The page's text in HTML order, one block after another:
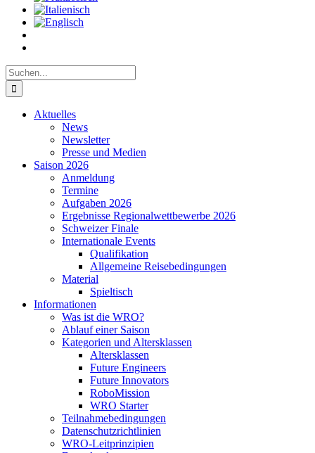
Suche
nach:
Aktuelles
News
Newsletter
Presse und Medien
Saison 2026
Anmeldung
Termine
Aufgaben 2026
Ergebnisse Regionalwettbewerbe 2026
Schweizer Finale
Internationale Events
Qualifikation
Allgemeine Reisebedingungen
Material
Spieltisch
Informationen
Was ist die WRO?
Ablauf einer Saison
Kategorien und Altersklassen
Altersklassen
Future Engineers
Future Innovators
RoboMission
WRO Starter
Teilnahmebedingungen
Datenschutzrichtlinien
WRO-Leitprinzipien